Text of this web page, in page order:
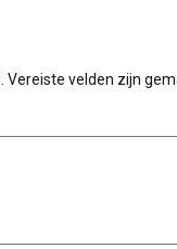
Vereiste velden zijn